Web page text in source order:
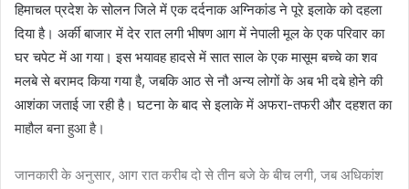
हिमाचल प्रदेश के सोलन जिले में एक दर्दनाक अग्निकांड ने पूरे इलाके को दहला
दिया है। अर्की बाजार में देर रात लगी भीषण आग में नेपाली मूल के एक परिवार का
घर चपेट में आ गया। इस भयावह हादसे में सात साल के एक मासूम बच्चे का शव
मलबे से बरामद किया गया है, जबकि आठ से नौ अन्य लोगों के अब भी दबे होने की
आशंका जताई जा रही है। घटना के बाद से इलाके में अफरा-तफरी और दहशत का
माहौल बना हुआ है।
जानकारी के अनुसार, आग रात करीब दो से तीन बजे के बीच लगी, जब अधिकांश